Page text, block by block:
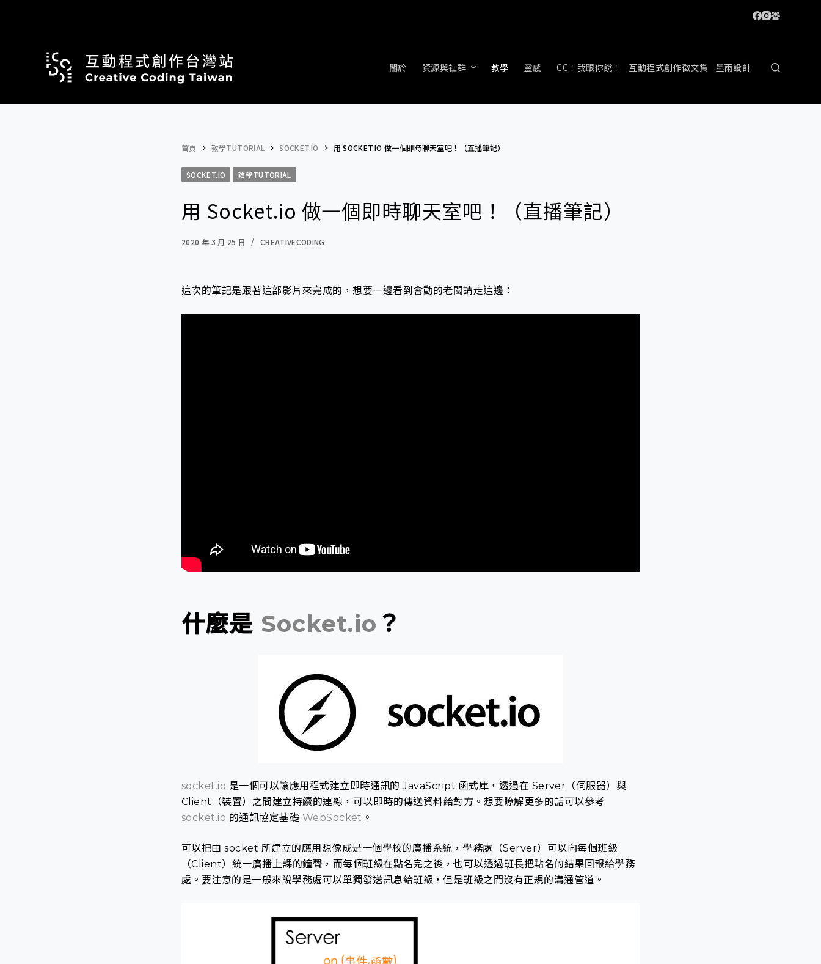
關於 資源與社群 教學 靈感 CC！我跟你說！ 互動程式創作徵文賞 墨雨設計
首頁 教學TUTORIAL SOCKET.IO 用 SOCKET.IO 做一個即時聊天室吧！（直播筆記）
SOCKET.IO 教學TUTORIAL
用 Socket.io 做一個即時聊天室吧！（直播筆記）
2020 年 3 月 25 日 CREATIVECODING
這次的筆記是跟著這部影片來完成的，想要一邊看到會動的老闆請走這邊：
什麼是 Socket.io ？
socket.io 是一個可以讓應用程式建立即時通訊的 JavaScript 函式庫，透過在 Server（伺服器）與
Client（裝置）之間建立持續的連線，可以即時的傳送資料給對方。想要瞭解更多的話可以參考
socket.io 的通訊協定基礎 WebSocket 。
可以把由 socket 所建立的應用想像成是一個學校的廣播系統，學務處（Server）可以向每個班級
（Client）統一廣播上課的鐘聲，而每個班級在點名完之後，也可以透過班長把點名的結果回報給學務
處。要注意的是一般來說學務處可以單獨發送訊息給班級，但是班級之間沒有正規的溝通管道。